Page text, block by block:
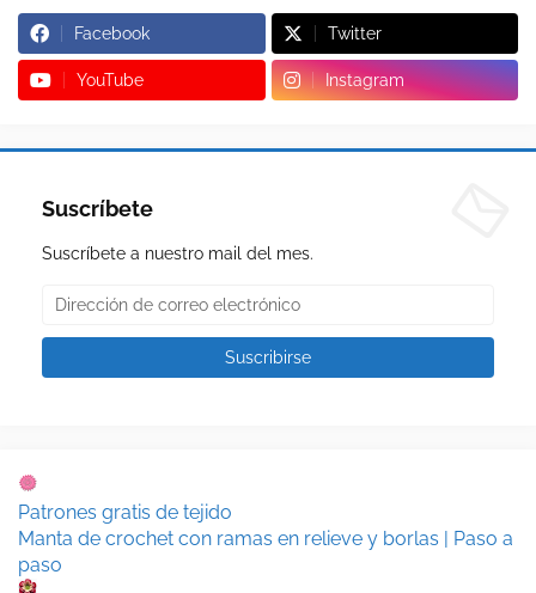
Facebook Twitter
YouTube Instagram
Suscríbete
Suscríbete a nuestro mail del mes.
Patrones gratis de tejido
Manta de crochet con ramas en relieve y borlas | Paso a
paso